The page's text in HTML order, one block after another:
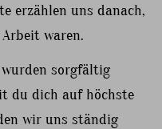
erzählen uns danach,
waren.
sorgfältig
du dich auf höchste
wir uns ständig